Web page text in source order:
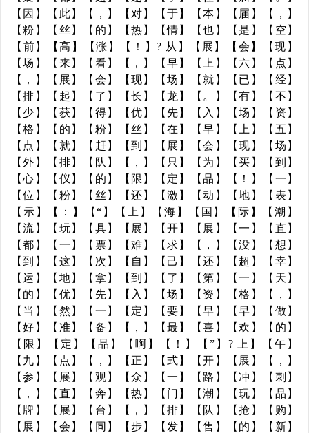
【因】【此】【，】【对】【于】【本】【届】【，】
【粉】【丝】【的】【热】【情】【也】【是】【空】
【前】【高】【涨】【！】? 从】【展】【会】【现】
【场】【来】【看】【，】【早】【上】【六】【点】
【，】【展】【会】【现】【场】【就】【已】【经】
【排】【起】【了】【长】【龙】【。】【有】【不】
【少】【获】【得】【优】【先】【入】【场】【资】
【格】【的】【粉】【丝】【在】【早】【上】【五】
【点】【就】【赶】【到】【展】【会】【现】【场】
【外】【排】【队】【，】【只】【为】【买】【到】
【心】【仪】【的】【限】【定】【品】【！】【一】
【位】【粉】【丝】【还】【激】【动】【地】【表】
【示】【：】【“】【上】【海】【国】【际】【潮】
【流】【玩】【具】【展】【开】【展】【一】【直】
【都】【一】【票】【难】【求】【，】【没】【想】
【到】【这】【次】【自】【己】【还】【超】【幸】
【运】【地】【拿】【到】【了】【第】【一】【天】
【的】【优】【先】【入】【场】【资】【格】【，】
【当】【然】【一】【定】【要】【早】【早】【做】
【好】【准】【备】【，】【最】【喜】【欢】【的】
【限】【定】【品】【啊】【！】【”】? 上】【午】
【九】【点】【，】【正】【式】【开】【展】【，】
【参】【展】【观】【众】【一】【路】【冲】【刺】
【，】【直】【奔】【热】【门】【潮】【玩】【品】
【牌】【展】【台】【，】【排】【队】【抢】【购】
【展】【会】【同】【步】【发】【售】【的】【新】